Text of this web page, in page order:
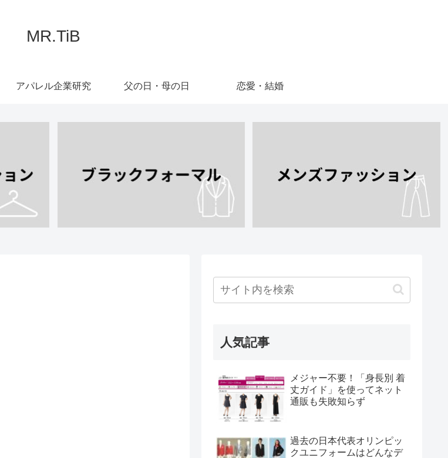
MR.TiB
アパレル企業研究 父の日・母の日 恋愛・結婚
人気記事
メジャー不要！「身長別 着
丈ガイド」を使ってネット
通販も失敗知らず
過去の日本代表オリンピッ
クユニフォームはどんなデ